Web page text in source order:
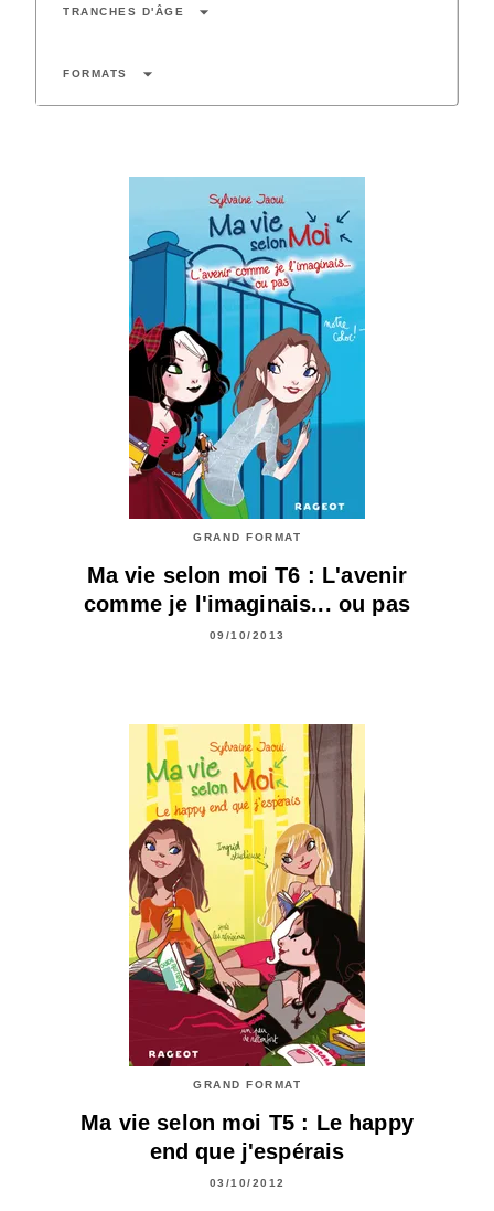
TRANCHES D'ÂGE arrow_drop_down
FORMATS arrow_drop_down
GRAND FORMAT
Ma vie selon moi T6 : L'avenir
comme je l'imaginais... ou pas
09/10/2013
GRAND FORMAT
Ma vie selon moi T5 : Le happy
end que j'espérais
03/10/2012